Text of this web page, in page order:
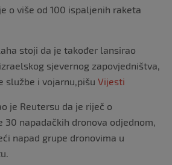
o više od 100 ispaljenih raketa
stoji da je također lansirao
sjevernog zapovjedništva,
službe i vojarnu,pišu Vijesti
je Reutersu da je riječ o
napadačkih dronova odjednom,
napad grupe dronovima u